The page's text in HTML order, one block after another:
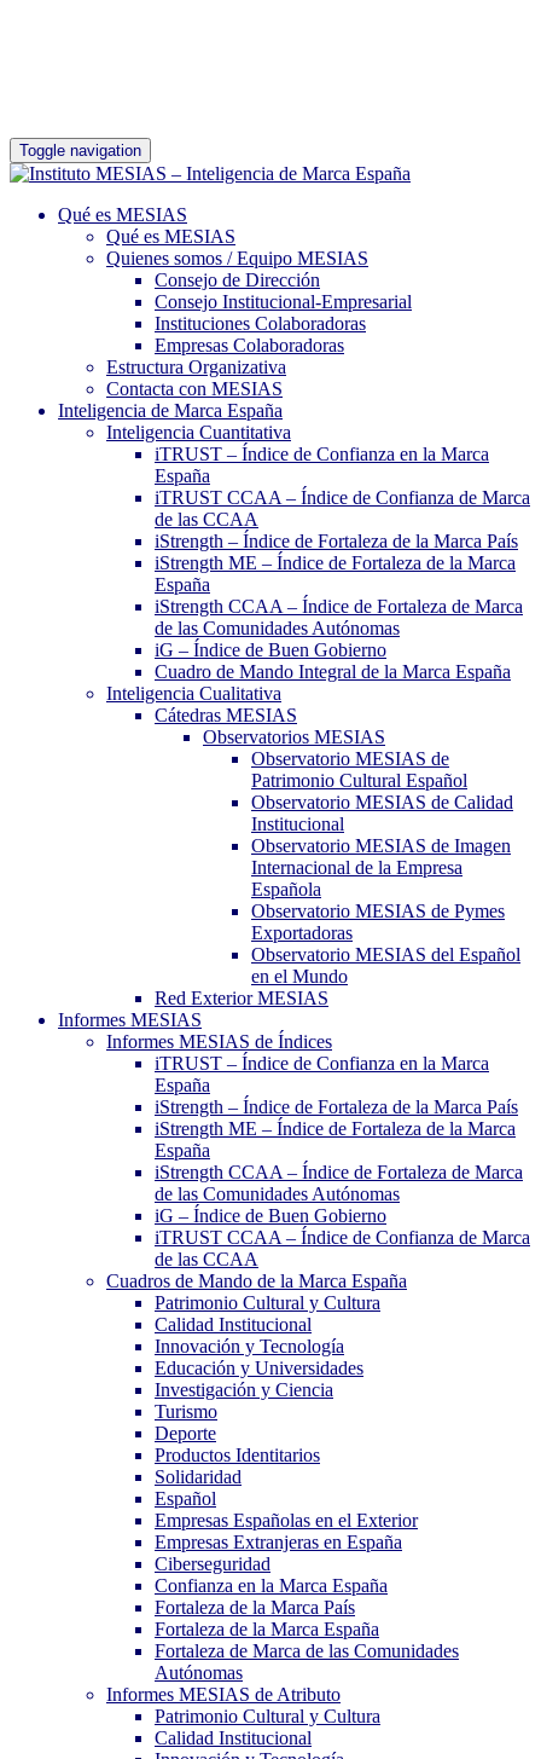
Toggle navigation
Qué es MESIAS
Qué es MESIAS
Quienes somos / Equipo MESIAS
Consejo de Dirección
Consejo Institucional-Empresarial
Instituciones Colaboradoras
Empresas Colaboradoras
Estructura Organizativa
Contacta con MESIAS
Inteligencia de Marca España
Inteligencia Cuantitativa
iTRUST – Índice de Confianza en la Marca
España
iTRUST CCAA – Índice de Confianza de Marca
de las CCAA
iStrength – Índice de Fortaleza de la Marca País
iStrength ME – Índice de Fortaleza de la Marca
España
iStrength CCAA – Índice de Fortaleza de Marca
de las Comunidades Autónomas
iG – Índice de Buen Gobierno
Cuadro de Mando Integral de la Marca España
Inteligencia Cualitativa
Cátedras MESIAS
Observatorios MESIAS
Observatorio MESIAS de
Patrimonio Cultural Español
Observatorio MESIAS de Calidad
Institucional
Observatorio MESIAS de Imagen
Internacional de la Empresa
Española
Observatorio MESIAS de Pymes
Exportadoras
Observatorio MESIAS del Español
en el Mundo
Red Exterior MESIAS
Informes MESIAS
Informes MESIAS de Índices
iTRUST – Índice de Confianza en la Marca
España
iStrength – Índice de Fortaleza de la Marca País
iStrength ME – Índice de Fortaleza de la Marca
España
iStrength CCAA – Índice de Fortaleza de Marca
de las Comunidades Autónomas
iG – Índice de Buen Gobierno
iTRUST CCAA – Índice de Confianza de Marca
de las CCAA
Cuadros de Mando de la Marca España
Patrimonio Cultural y Cultura
Calidad Institucional
Innovación y Tecnología
Educación y Universidades
Investigación y Ciencia
Turismo
Deporte
Productos Identitarios
Solidaridad
Español
Empresas Españolas en el Exterior
Empresas Extranjeras en España
Ciberseguridad
Confianza en la Marca España
Fortaleza de la Marca País
Fortaleza de la Marca España
Fortaleza de Marca de las Comunidades
Autónomas
Informes MESIAS de Atributo
Patrimonio Cultural y Cultura
Calidad Institucional